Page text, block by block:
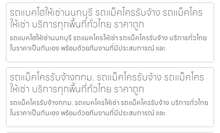
รถแบคโฮให้เช่านนทบุรี รถแม็คโครรับจ้าง รถแม็คโคร
ให้เช่า บริการทุกพื้นที่ทั่วไทย ราคาถูก
รถแบคโฮให้เช่านนทบุรี รถแมคโครให้เช่า รถแม็คโครรับจ้าง บริการทั่วไทย
ในราคาเป็นกันเอง พร้อมด้วยทีมงานที่มีประสบการณ์ และ
รถแม็คโครรับจ้างกทม. รถแม็คโครรับจ้าง รถแม็คโคร
ให้เช่า บริการทุกพื้นที่ทั่วไทย ราคาถูก
รถแม็คโครรับจ้างกทม. รถแมคโครให้เช่า รถแม็คโครรับจ้าง บริการทั่วไทย
ในราคาเป็นกันเอง พร้อมด้วยทีมงานที่มีประสบการณ์ และ